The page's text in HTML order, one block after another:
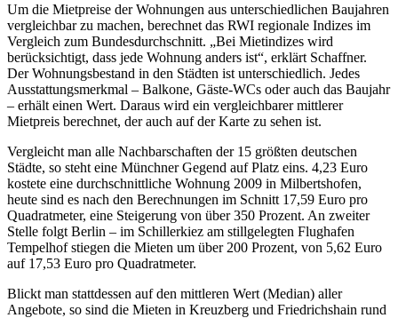
Um die Mietpreise der Wohnungen aus unterschiedlichen Baujahren
vergleichbar zu machen, berechnet das RWI regionale Indizes im
Vergleich zum Bundesdurchschnitt. „Bei Mietindizes wird
berücksichtigt, dass jede Wohnung anders ist“, erklärt Schaffner.
Der Wohnungsbestand in den Städten ist unterschiedlich. Jedes
Ausstattungsmerkmal – Balkone, Gäste-WCs oder auch das Baujahr
– erhält einen Wert. Daraus wird ein vergleichbarer mittlerer
Mietpreis berechnet, der auch auf der Karte zu sehen ist.
Vergleicht man alle Nachbarschaften der 15 größten deutschen
Städte, so steht eine Münchner Gegend auf Platz eins. 4,23 Euro
kostete eine durchschnittliche Wohnung 2009 in Milbertshofen,
heute sind es nach den Berechnungen im Schnitt 17,59 Euro pro
Quadratmeter, eine Steigerung von über 350 Prozent. An zweiter
Stelle folgt Berlin – im Schillerkiez am stillgelegten Flughafen
Tempelhof stiegen die Mieten um über 200 Prozent, von 5,62 Euro
auf 17,53 Euro pro Quadratmeter.
Blickt man stattdessen auf den mittleren Wert (Median) aller
Angebote, so sind die Mieten in Kreuzberg und Friedrichshain rund